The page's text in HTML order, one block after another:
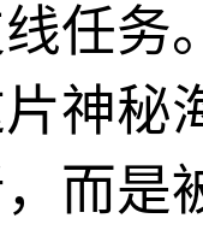
任务
神秘
而是